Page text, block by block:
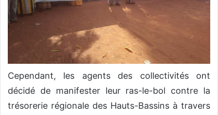
Cependant, les agents des collectivités ont
décidé de manifester leur ras-le-bol contre la
trésorerie régionale des Hauts-Bassins à travers